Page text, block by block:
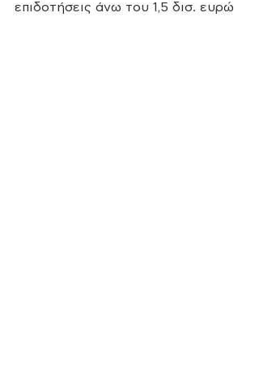
επιδοτήσεις άνω του 1,5 δισ. ευρώ